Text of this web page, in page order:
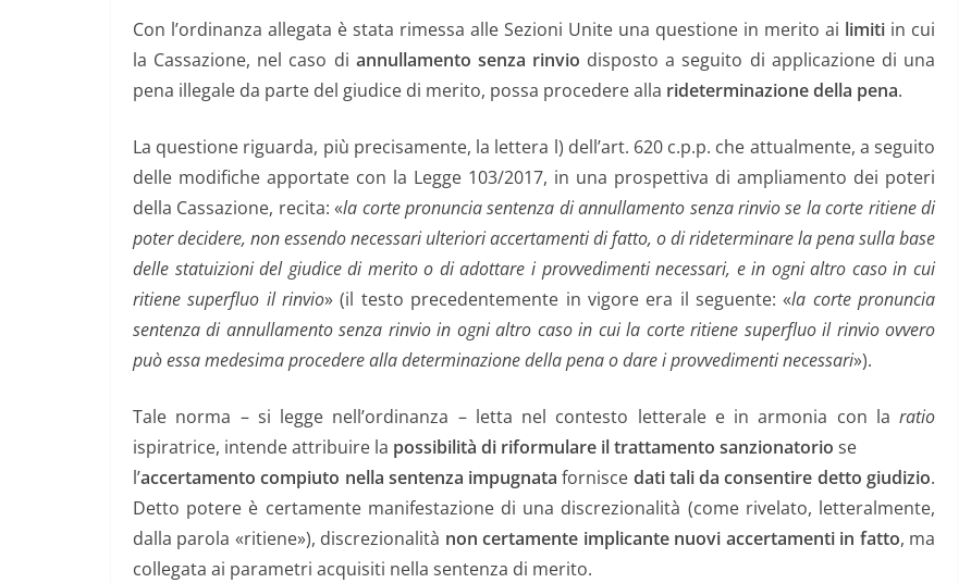
Con l’ordinanza allegata è stata rimessa alle Sezioni Unite una questione in merito ai limiti in cui
la Cassazione, nel caso di annullamento senza rinvio disposto a seguito di applicazione di una
pena illegale da parte del giudice di merito, possa procedere alla rideterminazione della pena.
La questione riguarda, più precisamente, la lettera l) dell’art. 620 c.p.p. che attualmente, a seguito
delle modifiche apportate con la Legge 103/2017, in una prospettiva di ampliamento dei poteri
della Cassazione, recita: «la corte pronuncia sentenza di annullamento senza rinvio se la corte ritiene di
poter decidere, non essendo necessari ulteriori accertamenti di fatto, o di rideterminare la pena sulla base
delle statuizioni del giudice di merito o di adottare i provvedimenti necessari, e in ogni altro caso in cui
ritiene superfluo il rinvio» (il testo precedentemente in vigore era il seguente: «la corte pronuncia
sentenza di annullamento senza rinvio in ogni altro caso in cui la corte ritiene superfluo il rinvio ovvero
può essa medesima procedere alla determinazione della pena o dare i provvedimenti necessari»).
Tale norma – si legge nell’ordinanza – letta nel contesto letterale e in armonia con la ratio
ispiratrice, intende attribuire la possibilità di riformulare il trattamento sanzionatorio se
l’accertamento compiuto nella sentenza impugnata fornisce dati tali da consentire detto giudizio.
Detto potere è certamente manifestazione di una discrezionalità (come rivelato, letteralmente,
dalla parola «ritiene»), discrezionalità non certamente implicante nuovi accertamenti in fatto, ma
collegata ai parametri acquisiti nella sentenza di merito.